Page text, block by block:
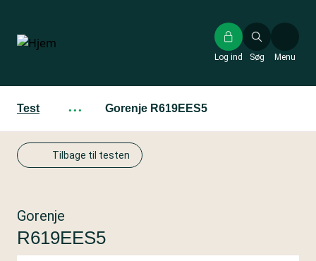
hovedindhold
Søg
Log ind Menu
Test ··· Gorenje R619EES5
Tilbage til testen
Gorenje
R619EES5